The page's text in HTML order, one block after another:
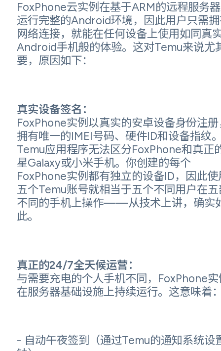
FoxPhone云实例在基于ARM的远程服务
运行完整的Android环境，因此用户只需
网络连接，就能在任何设备上使用如同真
Android手机般的体验。这对Temu来说尤
要，原因如下：
真实设备签名：
FoxPhone实例以真实的安卓设备身份注册
拥有唯一的IMEI号码、硬件ID和设备指纹
Temu应用程序无法区分FoxPhone和真正
星Galaxy或小米手机。你创建的每个
FoxPhone实例都有独立的设备ID，因此使
五个Temu账号就相当于五个不同用户在五
不同的手机上操作——从技术上讲，确实
此。
真正的24/7全天候运营：
与需要充电的个人手机不同，FoxPhone实
在服务器基础设施上持续运行。这意味着
- 自动午夜签到（通过Temu的通知系统设